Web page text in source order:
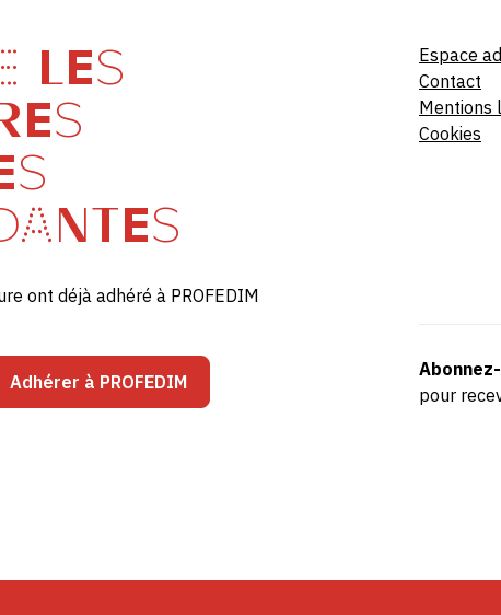
LES
ont déjà adhéré à PROFEDIM
Adhérer à PROFEDIM
Espace
Contact
Mentions
Cookies
pour